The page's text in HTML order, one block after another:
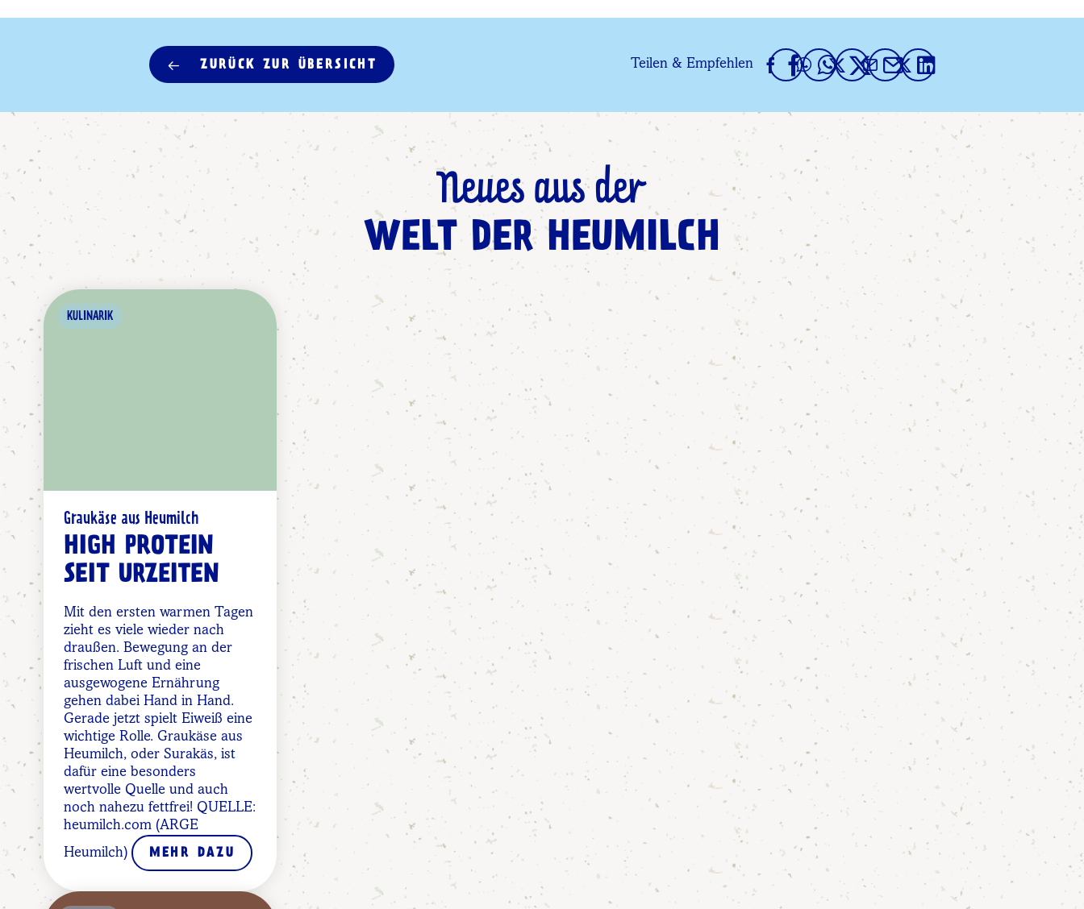
ZURÜCK ZUR ÜBERSICHT Teilen & Empfehlen
Neues aus der
WELT DER HEUMILCH
KULINARIK
Graukäse aus Heumilch
HIGH PROTEIN
SEIT URZEITEN
Mit den ersten warmen Tagen
zieht es viele wieder nach
draußen. Bewegung an der
frischen Luft und eine
ausgewogene Ernährung
gehen dabei Hand in Hand.
Gerade jetzt spielt Eiweiß eine
wichtige Rolle. Graukäse aus
Heumilch, oder Surakäs, ist
dafür eine besonders
wertvolle Quelle und auch
noch nahezu fettfrei! QUELLE:
heumilch.com (ARGE
Heumilch)
MEHR DAZU